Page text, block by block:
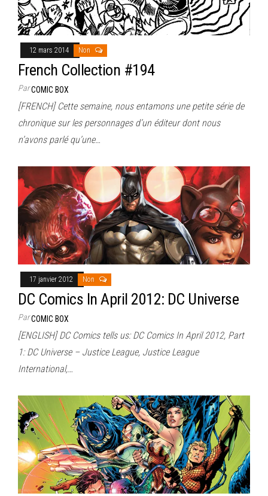
12 mars 2014 Non
French Collection #194
ParCOMIC BOX
[FRENCH] Cette semaine, nous entamons une petite série de
chronique sur les personnages d’un éditeur dont nous
n’avons parlé qu’une…
17 janvier 2012 Non
DC Comics In April 2012: DC Universe
ParCOMIC BOX
[ENGLISH] DC Comics tells us: DC Comics In April 2012, Part
1: DC Universe – Justice League, Justice League
International,…